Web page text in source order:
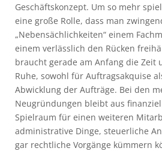
Geschäftskonzept. Um so mehr
eine große Rolle, dass man
„Nebensächlichkeiten“ einem
einem verlässlich den Rücken
braucht gerade am Anfang die Zeit
Ruhe, sowohl für Auftragsakquise
Abwicklung der Aufträge. Bei den
Neugründungen bleibt aus
Spielraum für einen weiteren
administrative Dinge, steuerliche
gar rechtliche Vorgänge kümmern